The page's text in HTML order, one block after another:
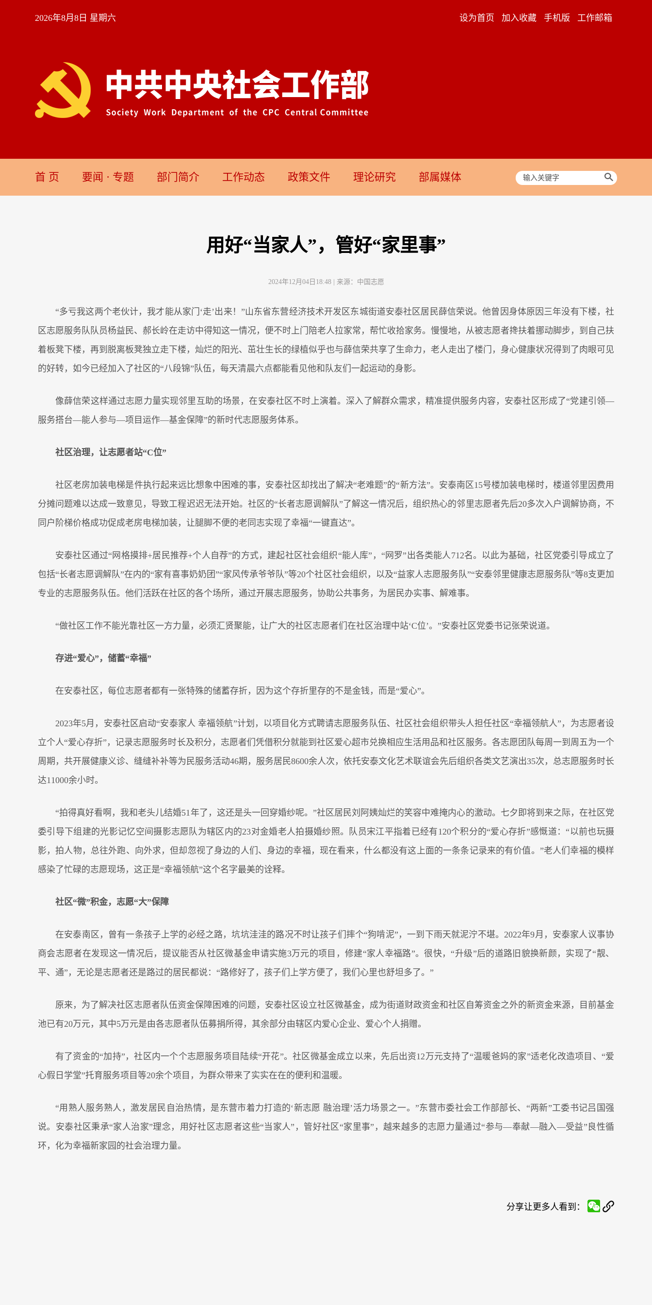
2026年8月8日 星期六 设为首页 加入收藏 手机版 工作邮箱
首 页 要闻 · 专题 部门简介 工作动态 政策文件 理论研究 部属媒体
用好“当家人”，管好“家里事”
2024年12月04日18:48 | 来源： 中国志愿
“多亏我这两个老伙计，我才能从家门‘走’出来！”山东省东营经济技术开发区东城街道安泰社区居民薛信荣说。他曾因身体原因三年没有下楼，社
区志愿服务队队员杨益民、郝长岭在走访中得知这一情况，便不时上门陪老人拉家常，帮忙收拾家务。慢慢地，从被志愿者搀扶着挪动脚步，到自己扶
着板凳下楼，再到脱离板凳独立走下楼，灿烂的阳光、茁壮生长的绿植似乎也与薛信荣共享了生命力，老人走出了楼门，身心健康状况得到了肉眼可见
的好转，如今已经加入了社区的“八段锦”队伍，每天清晨六点都能看见他和队友们一起运动的身影。
像薛信荣这样通过志愿力量实现邻里互助的场景，在安泰社区不时上演着。深入了解群众需求，精准提供服务内容，安泰社区形成了“党建引领—
服务搭台—能人参与—项目运作—基金保障”的新时代志愿服务体系。
社区治理，让志愿者站“C位”
社区老房加装电梯是件执行起来远比想象中困难的事，安泰社区却找出了解决“老难题”的“新方法”。安泰南区15号楼加装电梯时，楼道邻里因费用
分摊问题难以达成一致意见，导致工程迟迟无法开始。社区的“长者志愿调解队”了解这一情况后，组织热心的邻里志愿者先后20多次入户调解协商，不
同户阶梯价格成功促成老房电梯加装，让腿脚不便的老同志实现了幸福“一键直达”。
安泰社区通过“网格摸排+居民推荐+个人自荐”的方式，建起社区社会组织“能人库”，“网罗”出各类能人712名。以此为基础，社区党委引导成立了
包括“长者志愿调解队”在内的“家有喜事奶奶团”“家风传承爷爷队”等20个社区社会组织，以及“益家人志愿服务队”“安泰邻里健康志愿服务队”等8支更加
专业的志愿服务队伍。他们活跃在社区的各个场所，通过开展志愿服务，协助公共事务，为居民办实事、解难事。
“做社区工作不能光靠社区一方力量，必须汇贤聚能，让广大的社区志愿者们在社区治理中站‘C位’。”安泰社区党委书记张荣说道。
存进“爱心”，储蓄“幸福”
在安泰社区，每位志愿者都有一张特殊的储蓄存折，因为这个存折里存的不是金钱，而是“爱心”。
2023年5月，安泰社区启动“安泰家人 幸福领航”计划，以项目化方式聘请志愿服务队伍、社区社会组织带头人担任社区“幸福领航人”，为志愿者设
立个人“爱心存折”，记录志愿服务时长及积分，志愿者们凭借积分就能到社区爱心超市兑换相应生活用品和社区服务。各志愿团队每周一到周五为一个
周期，共开展健康义诊、缝缝补补等为民服务活动46期，服务居民8600余人次，依托安泰文化艺术联谊会先后组织各类文艺演出35次，总志愿服务时长
达11000余小时。
“拍得真好看啊，我和老头儿结婚51年了，这还是头一回穿婚纱呢。”社区居民刘阿姨灿烂的笑容中难掩内心的激动。七夕即将到来之际，在社区党
委引导下组建的光影记忆空间摄影志愿队为辖区内的23对金婚老人拍摄婚纱照。队员宋江平指着已经有120个积分的“爱心存折”感慨道：“以前也玩摄
影，拍人物，总往外跑、向外求，但却忽视了身边的人们、身边的幸福，现在看来，什么都没有这上面的一条条记录来的有价值。”老人们幸福的模样
感染了忙碌的志愿现场，这正是“幸福领航”这个名字最美的诠释。
社区“微”积金，志愿“大”保障
在安泰南区，曾有一条孩子上学的必经之路，坑坑洼洼的路况不时让孩子们摔个“狗啃泥”，一到下雨天就泥泞不堪。2022年9月，安泰家人议事协
商会志愿者在发现这一情况后，提议能否从社区微基金申请实施3万元的项目，修建“家人幸福路”。很快，“升级”后的道路旧貌换新颜，实现了“靓、
平、通”，无论是志愿者还是路过的居民都说：“路修好了，孩子们上学方便了，我们心里也舒坦多了。”
原来，为了解决社区志愿者队伍资金保障困难的问题，安泰社区设立社区微基金，成为街道财政资金和社区自筹资金之外的新资金来源，目前基金
池已有20万元，其中5万元是由各志愿者队伍募捐所得，其余部分由辖区内爱心企业、爱心个人捐赠。
有了资金的“加持”，社区内一个个志愿服务项目陆续“开花”。社区微基金成立以来，先后出资12万元支持了“温暖爸妈的家”适老化改造项目、“爱
心假日学堂”托育服务项目等20余个项目，为群众带来了实实在在的便利和温暖。
“用熟人服务熟人，激发居民自治热情，是东营市着力打造的‘新志愿 融治理’活力场景之一。”东营市委社会工作部部长、“两新”工委书记吕国强
说。安泰社区秉承“家人治家”理念，用好社区志愿者这些“当家人”，管好社区“家里事”，越来越多的志愿力量通过“参与—奉献—融入—受益”良性循
环，化为幸福新家园的社会治理力量。
分享让更多人看到：